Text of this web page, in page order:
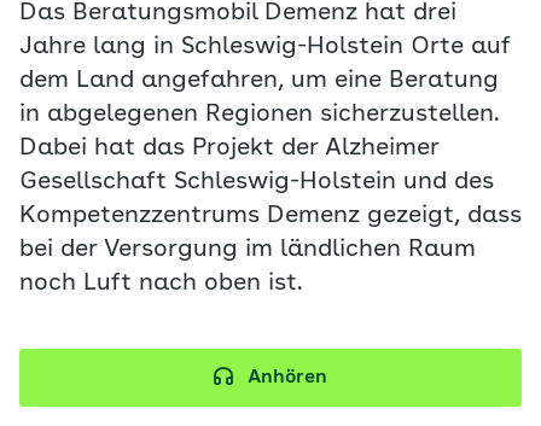
Das Beratungsmobil Demenz hat drei
Jahre lang in Schleswig-Holstein Orte auf
dem Land angefahren, um eine Beratung
in abgelegenen Regionen sicherzustellen.
Dabei hat das Projekt der Alzheimer
Gesellschaft Schleswig-Holstein und des
Kompetenzzentrums Demenz gezeigt, dass
bei der Versorgung im ländlichen Raum
noch Luft nach oben ist.
Anhören